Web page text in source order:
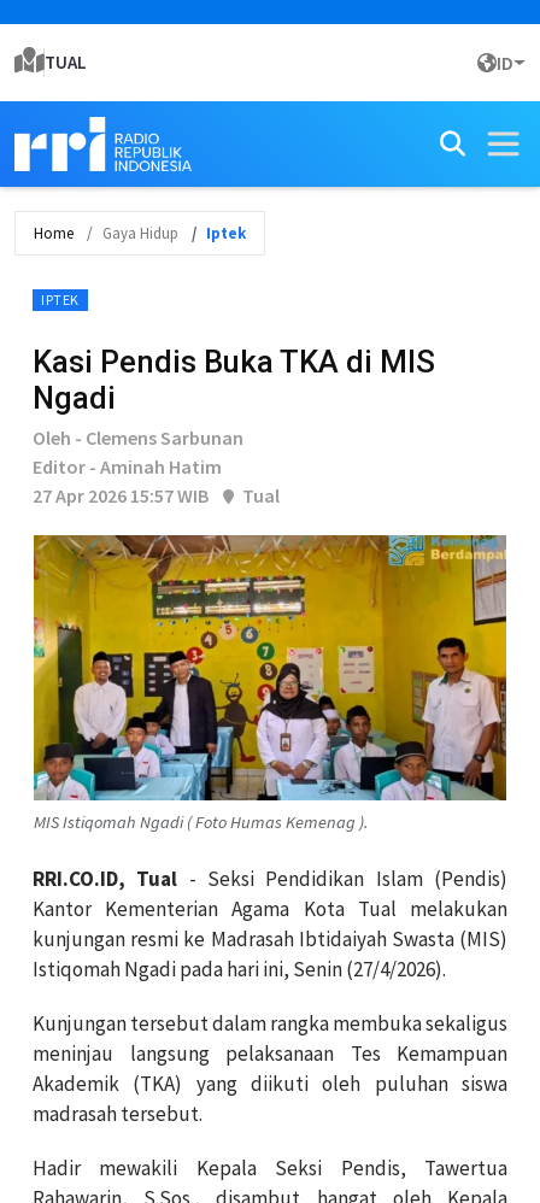
TUAL ID
Home Gaya Hidup Iptek
IPTEK
Kasi Pendis Buka TKA di MIS
Ngadi
Oleh - Clemens Sarbunan
Editor - Aminah Hatim
27 Apr 2026 15:57 WIB
Tual
MIS Istiqomah Ngadi ( Foto Humas Kemenag ).
RRI.CO.ID, Tual - Seksi Pendidikan Islam (Pendis)
Kantor Kementerian Agama Kota Tual melakukan
kunjungan resmi ke Madrasah Ibtidaiyah Swasta (MIS)
Istiqomah Ngadi pada hari ini, Senin (27/4/2026).
Kunjungan tersebut dalam rangka membuka sekaligus
meninjau langsung pelaksanaan Tes Kemampuan
Akademik (TKA) yang diikuti oleh puluhan siswa
madrasah tersebut.
Hadir mewakili Kepala Seksi Pendis, Tawertua